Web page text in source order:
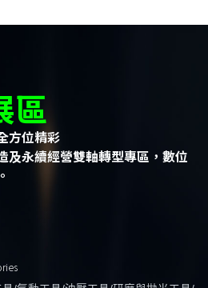
區
方位精彩
及永續經營雙軸轉型專區，數位